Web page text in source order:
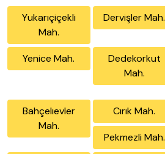
Yukarıçiçekli
Mah.
Dervişler Mah.
Yenice Mah.
Dedekorkut
Mah.
Bahçelıevler
Mah.
Cırık Mah.
Pekmezli Mah.